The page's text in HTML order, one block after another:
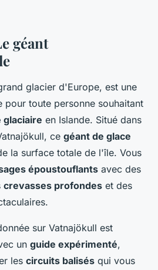
géant
glacier d'Europe, est une
pour toute personne souhaitant
glaciaire en Islande. Situé dans
ce géant de glace
la surface totale de l'île. Vous
époustouflants avec des
crevasses profondes et des
sur Vatnajökull est
un guide expérimenté,
les circuits balisés qui vous